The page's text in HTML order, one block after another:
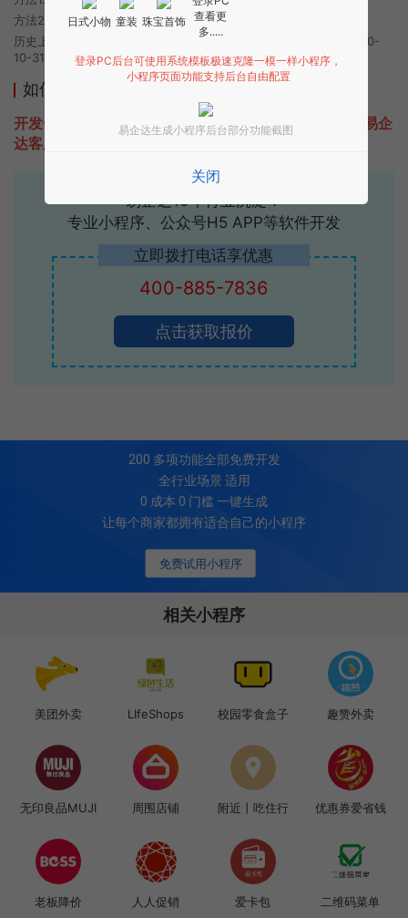
方法2. 在微信中搜索“同程生活”即可进入小程序
历史上的今时小程序由同程生活团队开发，易企达小程序商店于2020-
10-31 08:02发布
如何开发类似同程生活的小程序
开发一款类似同程生活的小程序不难，只需要咨询本站易企
达客服即可为您定制开发，免费提供报价。
易企达10年行业沉淀！
专业小程序、公众号H5 APP等软件开发
立即拨打电话享优惠
400-885-7836
点击获取报价
免费试用小程序
200 多项功能全部免费开发
全行业场景 适用
0 成本 0 门槛 一键生成
让每个商家都拥有适合自己的小程序
相关小程序
美团外卖 LIfeShops 校园零食盒子 趣赞外卖
无印良品MUJI 周围店铺 附近丨吃住行 优惠券爱省钱
老板降价 人人促销 爱卡包 二维码菜单
日式小物 童装 珠宝首饰
查看更
多.....
登录PC后台可使用系统模板极速克隆一模一样小程序，
小程序页面功能支持后台自由配置
易企达生成小程序后台部分功能截图
关闭